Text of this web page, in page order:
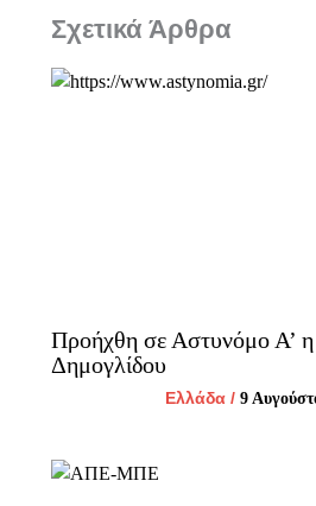
Σχετικά Άρθρα
Προήχθη σε Αστυνόμο Α’
Δημογλίδου
Ελλάδα/ 9